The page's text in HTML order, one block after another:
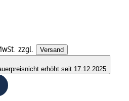
zzgl. Versand
nicht erhöht seit 17.12.2025